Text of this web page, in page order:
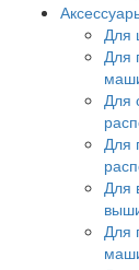
Для
Для
Для
Для
Для
Для